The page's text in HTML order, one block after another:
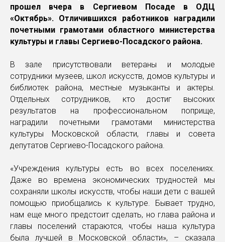
прошел вчера в Сергиевом Посаде в ОДЦ
«Октябрь». Отличившихся работников наградили
почетными грамотами областного министерства
культуры и главы Сергиево-Посадского района.
В зале присутствовали ветераны и молодые
сотрудники музеев, школ искусств, домов культуры и
библиотек района, местные музыканты и актеры.
Отдельных сотрудников, кто достиг высоких
результатов на профессиональном поприще,
наградили почетными грамотами министерства
культуры Московской области, главы и совета
депутатов Сергиево-Посадского района.
«Учреждения культуры есть во всех поселениях.
Даже во времена экономических трудностей мы
сохраняли школы искусств, чтобы наши дети с вашей
помощью приобщались к культуре. Бывает трудно,
нам еще много предстоит сделать, но глава района и
главы поселений стараются, чтобы наша культура
была лучшей в Московской области», – сказала